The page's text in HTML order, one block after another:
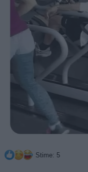
Stime: 5